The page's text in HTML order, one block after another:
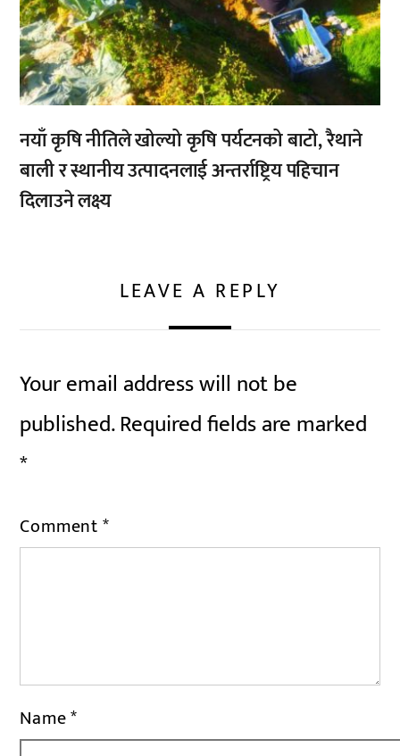
नयाँ कृषि नीतिले खोल्यो कृषि पर्यटनको बाटो, रैथाने
बाली र स्थानीय उत्पादनलाई अन्तर्राष्ट्रिय पहिचान
दिलाउने लक्ष्य
LEAVE A REPLY
Your email address will not be
published.Required fields are marked
*
Comment*
Name*